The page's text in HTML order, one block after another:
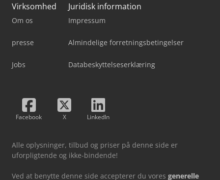
Virksomhed
Om os
presse
Jobs
Juridisk information
Impressum
Almindelige forretningsbetingelser
Databeskyttelseserklæring
Facebook X LinkedIn
Alle oplysninger, tilbud og priser på denne side er
uforpligtende og ikke-bindende!
Ved at benytte denne side accepterer du vores generelle